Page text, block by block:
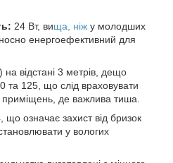
24 Вт, вища, ніж у молодших
енергоефективний для
відстані 3 метрів, дещо
та 125, що слід враховувати
де важлива тиша.
що означає захист від бризок
у вологих